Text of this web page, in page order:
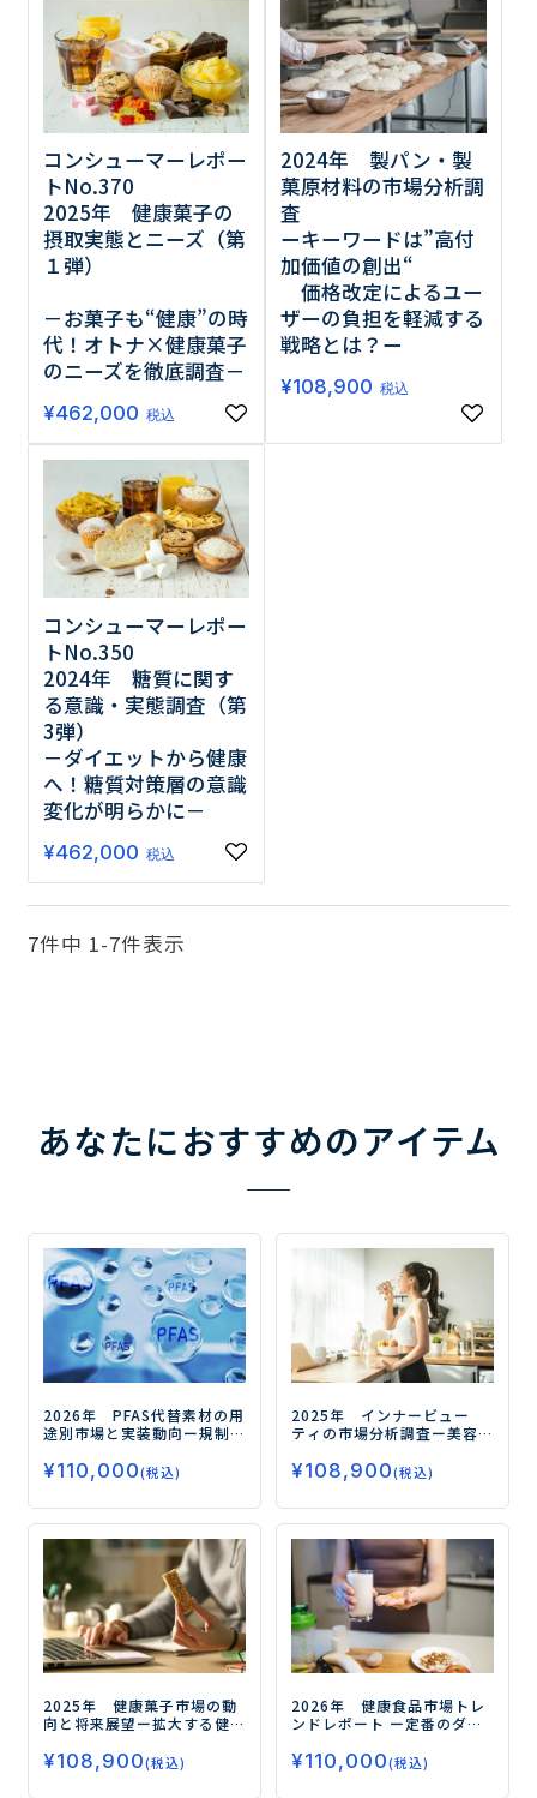
コンシューマーレポー
トNo.370
2025年 健康菓子の
摂取実態とニーズ（第
１弾）
－お菓子も“健康”の時
代！オトナ×健康菓子
のニーズを徹底調査－
¥462,000 税込
2024年 製パン・製
菓原材料の市場分析調
査
ーキーワードは”高付
加価値の創出“
価格改定によるユー
ザーの負担を軽減する
戦略とは？ー
¥108,900 税込
コンシューマーレポー
トNo.350
2024年 糖質に関す
る意識・実態調査（第
3弾）
－ダイエットから健康
へ！糖質対策層の意識
変化が明らかに－
¥462,000 税込
7件中 1-7件表示
あなたにおすすめのアイテム
2026年 PFAS代替素材の用
途別市場と実装動向ー規制
実装力競争の勝ち筋ー
¥110,000(税込)
2025年 インナービュー
ティの市場分析調査ー美容
鍵ー
¥108,900(税込)
2025年 健康菓子市場の動
向と将来展望ー拡大する健
はー
¥108,900(税込)
2026年 健康食品市場トレ
ンドレポート ー定番のダイ
フェムケア、グミサプリまで
データで読み解く市場の未
¥110,000(税込)